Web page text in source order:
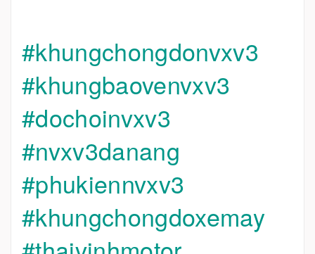
#khungchongdonvxv3
#khungbaovenvxv3
#dochoinvxv3
#nvxv3danang
#phukiennvxv3
#khungchongdoxemay